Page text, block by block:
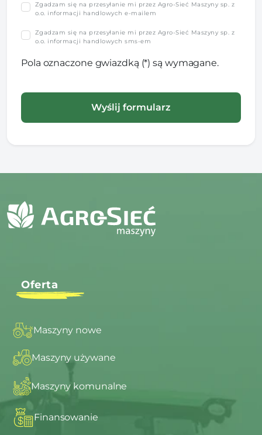
Zgadzam się na przesyłanie mi przez Agro-Sieć Maszyny sp. z
o.o. informacji handlowych e-mailem
Zgadzam się na przesyłanie mi przez Agro-Sieć Maszyny sp. z
o.o. informacji handlowych sms-em
Pola oznaczone gwiazdką (*) są wymagane.
Oferta
Maszyny nowe
Maszyny używane
Maszyny komunalne
Finansowanie